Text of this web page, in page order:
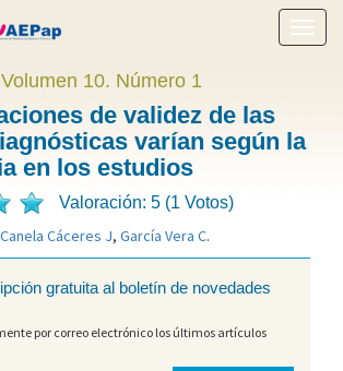
menú
10. Número 1
de validez de las
varían según la
en los estudios
Valoración: 5 (1 Votos)
Cáceres J, García Vera C.
gratuita al boletín de novedades
por correo electrónico los últimos artículos